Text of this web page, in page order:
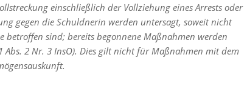
einschließlich der Vollziehung eines Arrests oder
gegen die Schuldnerin werden untersagt, soweit nicht
betroffen sind; bereits begonnene Maßnahmen werden
Abs. 2 Nr. 3 InsO). Dies gilt nicht für Maßnahmen mit dem